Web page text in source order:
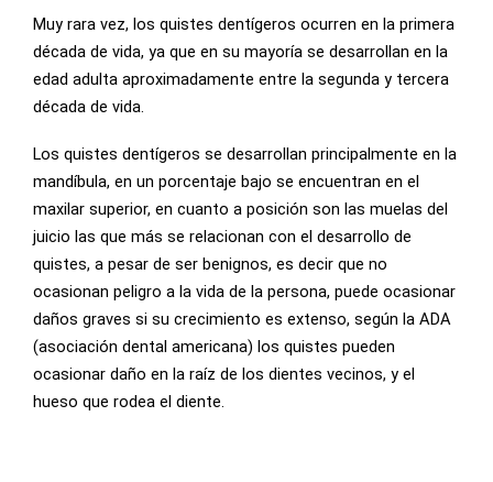
Muy rara vez, los quistes dentígeros ocurren en la primera
década de vida, ya que en su mayoría se desarrollan en la
edad adulta aproximadamente entre la segunda y tercera
década de vida.
Los quistes dentígeros se desarrollan principalmente en la
mandíbula, en un porcentaje bajo se encuentran en el
maxilar superior, en cuanto a posición son las muelas del
juicio las que más se relacionan con el desarrollo de
quistes, a pesar de ser benignos, es decir que no
ocasionan peligro a la vida de la persona, puede ocasionar
daños graves si su crecimiento es extenso, según la ADA
(asociación dental americana) los quistes pueden
ocasionar daño en la raíz de los dientes vecinos, y el
hueso que rodea el diente.